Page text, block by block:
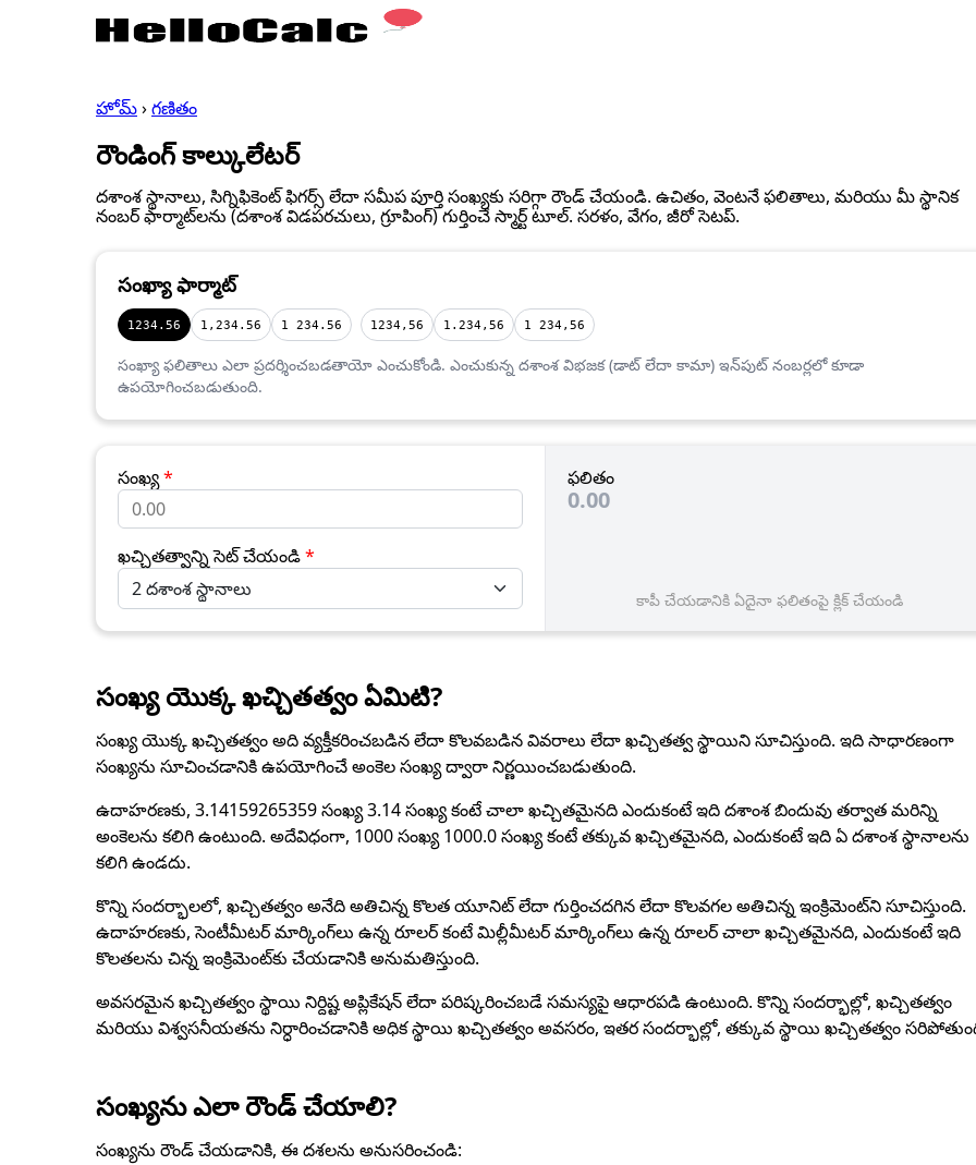
హోమ్›గణితం
రౌండింగ్ కాల్కులేటర్
దశాంశ స్థానాలు, సిగ్నిఫికెంట్ ఫిగర్స్ లేదా సమీప పూర్తి సంఖ్యకు సరిగ్గా రౌండ్ చేయండి. ఉచితం, వెంటనే ఫలితాలు, మరియు మీ స్థానిక
నంబర్ ఫార్మాట్‌లను (దశాంశ విడపరచులు, గ్రూపింగ్) గుర్తించే స్మార్ట్ టూల్. సరళం, వేగం, జీరో సెటప్.
సంఖ్యా ఫార్మాట్
1234.56 1,234.56 1 234.56 1234,56 1.234,56 1 234,56
సంఖ్యా ఫలితాలు ఎలా ప్రదర్శించబడతాయో ఎంచుకోండి. ఎంచుకున్న దశాంశ విభజక (డాట్ లేదా కామా) ఇన్‌పుట్ నంబర్లలో కూడా
ఉపయోగించబడుతుంది.
సంఖ్య*
ఖచ్చితత్వాన్ని సెట్ చేయండి*
ఫలితం
0.00
కాపీ చేయడానికి ఏదైనా ఫలితంపై క్లిక్ చేయండి
సంఖ్య యొక్క ఖచ్చితత్వం ఏమిటి?
సంఖ్య యొక్క ఖచ్చితత్వం అది వ్యక్తీకరించబడిన లేదా కొలవబడిన వివరాలు లేదా ఖచ్చితత్వ స్థాయిని సూచిస్తుంది. ఇది సాధారణంగా
సంఖ్యను సూచించడానికి ఉపయోగించే అంకెల సంఖ్య ద్వారా నిర్ణయించబడుతుంది.
ఉదాహరణకు, 3.14159265359 సంఖ్య 3.14 సంఖ్య కంటే చాలా ఖచ్చితమైనది ఎందుకంటే ఇది దశాంశ బిందువు తర్వాత మరిన్ని
అంకెలను కలిగి ఉంటుంది. అదేవిధంగా, 1000 సంఖ్య 1000.0 సంఖ్య కంటే తక్కువ ఖచ్చితమైనది, ఎందుకంటే ఇది ఏ దశాంశ స్థానాలను
కలిగి ఉండదు.
కొన్ని సందర్భాలలో, ఖచ్చితత్వం అనేది అతిచిన్న కొలత యూనిట్ లేదా గుర్తించదగిన లేదా కొలవగల అతిచిన్న ఇంక్రిమెంట్‌ని సూచిస్తుంది.
ఉదాహరణకు, సెంటీమీటర్ మార్కింగ్‌లు ఉన్న రూలర్ కంటే మిల్లీమీటర్ మార్కింగ్‌లు ఉన్న రూలర్ చాలా ఖచ్చితమైనది, ఎందుకంటే ఇది
కొలతలను చిన్న ఇంక్రిమెంట్‌కు చేయడానికి అనుమతిస్తుంది.
అవసరమైన ఖచ్చితత్వం స్థాయి నిర్దిష్ట అప్లికేషన్ లేదా పరిష్కరించబడే సమస్యపై ఆధారపడి ఉంటుంది. కొన్ని సందర్భాల్లో, ఖచ్చితత్వం
మరియు విశ్వసనీయతను నిర్ధారించడానికి అధిక స్థాయి ఖచ్చితత్వం అవసరం, ఇతర సందర్భాల్లో, తక్కువ స్థాయి ఖచ్చితత్వం
సంఖ్యను ఎలా రౌండ్ చేయాలి?
సంఖ్యను రౌండ్ చేయడానికి, ఈ దశలను అనుసరించండి: